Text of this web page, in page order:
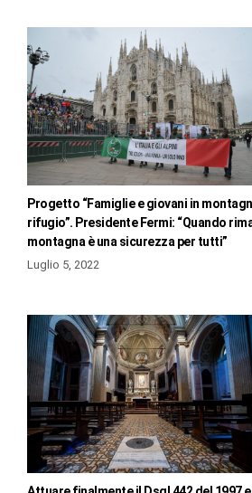
Progetto “Famiglie e giovani in
rifugio”. Presidente Fermi: “Quando
montagna è una sicurezza per tutti”
Luglio 5, 2022